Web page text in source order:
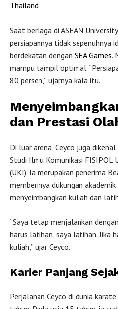
Thailand.
Saat berlaga di ASEAN
persiapannya tidak sepenuhnya
berdekatan dengan SEA Games.
mampu tampil optimal.
80 persen,” ujarnya kala itu.
dan Prestasi
Di luar arena, Ceyco juga
Studi Ilmu Komunikasi FISIPOL
(UKI). Ia merupakan penerima
memberinya dukungan
menyeimbangkan kuliah dan
“Saya tetap menjalankan
harus latihan, saya latihan. Jika
kuliah,” ujar Ceyco.
Karier Panjang
Perjalanan Ceyco di dunia